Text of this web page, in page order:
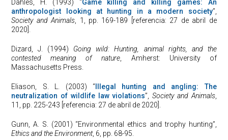
Dahles, H. (1993) “Game killing and killing games: An
anthropologist looking at hunting in a modern society”,
Society and Animals , 1, pp. 169-189 [referencia: 27 de abril de
2020].
Dizard, J. (1994) Going wild: Hunting, animal rights, and the
contested meaning of nature , Amherst: University of
Massachusetts Press.
Eliason, S. L. (2003) “Illegal hunting and angling: The
neutralization of wildlife law violations”,Society and Animals,
11, pp. 225-243 [referencia: 27 de abril de 2020].
Gunn, A. S. (2001) “Environmental ethics and trophy hunting”,
Ethics and the Environment, 6, pp. 68-95.